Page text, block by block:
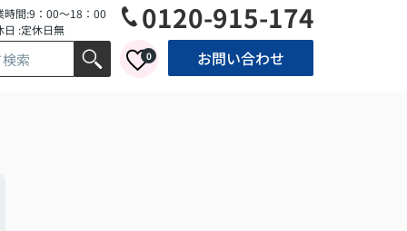
時間:9：00～18：00
日 :定休日無
0120-915-174
0 お問い合わせ